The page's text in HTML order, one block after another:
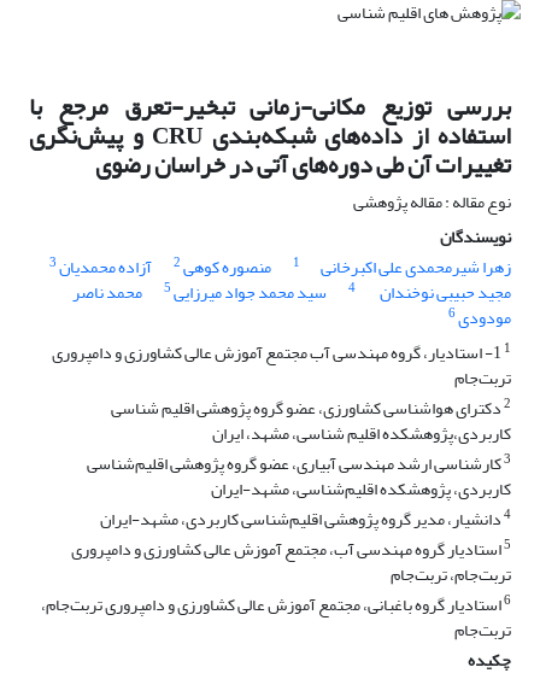
بررسی توزیع مکانی-زمانی تبخیر-تعرق مرجع با
استفاده از داده‌های شبکه‌بندی CRU و پیش‌نگری
تغییرات آن طی دوره‌های آتی در خراسان رضوی
نوع مقاله : مقاله پژوهشی
نویسندگان
زهرا شیرمحمدی علی اکبرخانی
1 منصوره کوهی2 آزاده محمدیان3
مجید حبیبی نوخندان 4 سید محمد جواد میرزایی5 محمد ناصر
مودودی6
1 1- استادیار، گروه مهندسی آب مجتمع آموزش عالی کشاورزی و دامپروری
تربت‌جام
2دکترای هواشناسی کشاورزی، عضو گروه پژوهشی اقلیم شناسی
کاربردی،پژوهشکده اقلیم شناسی، مشهد، ایران
3کارشناسی ارشد مهندسی آبیاری، عضو گروه پژوهشی اقلیم‌شناسی
کاربردی، پژوهشکده اقلیم‌شناسی، مشهد-ایران
4دانشیار، مدیر گروه پژوهشی اقلیم‌شناسی کاربردی، مشهد-ایران
5استادیار گروه مهندسی آب، مجتمع آموزش عالی کشاورزی و دامپروری
تربت‌جام، تربت‌جام
6استادیار گروه باغبانی، مجتمع آموزش عالی کشاورزی و دامپروری تربت‌جام،
تربت‌جام
چکیده